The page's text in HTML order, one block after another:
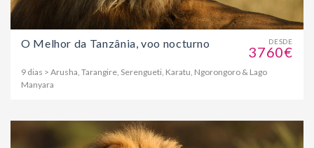
DESDE
3760€
O Melhor da Tanzânia, voo nocturno
9 dias > Arusha, Tarangire, Serengueti, Karatu, Ngorongoro & Lago
Manyara